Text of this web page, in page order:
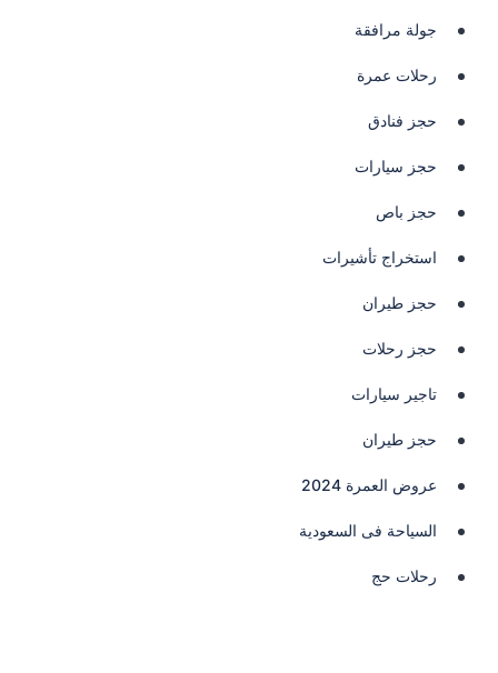
جولة مرافقة
رحلات عمرة
حجز فنادق
حجز سيارات
حجز باص
استخراج تأشيرات
حجز طيران
حجز رحلات
تاجير سيارات
حجز طيران
عروض العمرة 2024
السياحة فى السعودية
رحلات حج